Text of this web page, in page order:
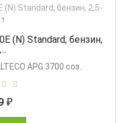
(N) Standard, бензин,
APG 3700 соз..
₽